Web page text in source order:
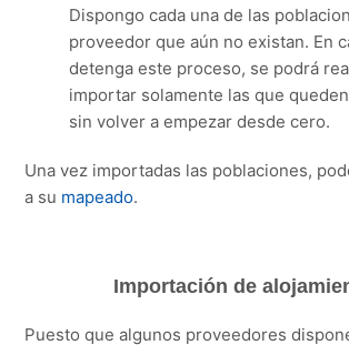
Dispongo cada una de las
proveedor que aún no existan. En
detenga este proceso, se podrá
importar solamente las que
sin volver a empezar desde cero.
Una vez importadas las poblaciones,
a su mapeado.
Importación de
Puesto que algunos proveedores